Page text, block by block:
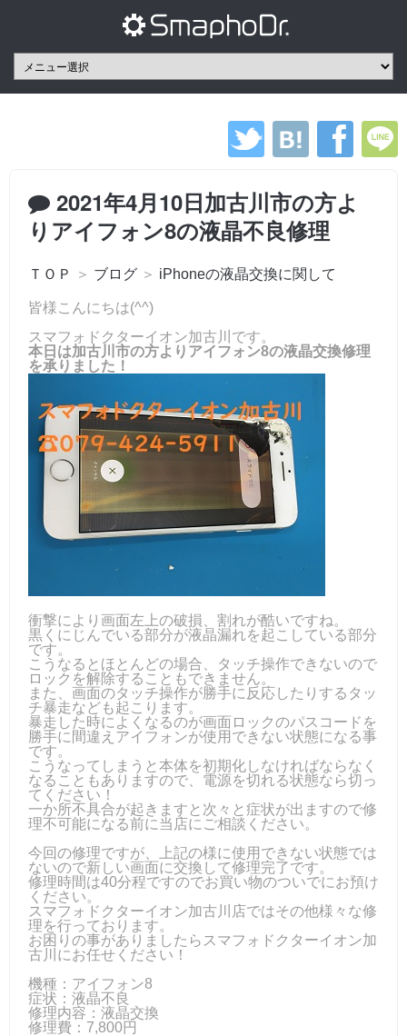
2021年4月10日加古川市の方よ
りアイフォン8の液晶不良修理
ＴＯＰ ＞ ブログ ＞ iPhoneの液晶交換に関して
皆様こんにちは(^^)
スマフォドクターイオン加古川です。
本日は加古川市の方よりアイフォン8の液晶交換修理
を承りました！
衝撃により画面左上の破損、割れが酷いですね。
黒くにじんでいる部分が液晶漏れを起こしている部分
です。
こうなるとほとんどの場合、タッチ操作できないので
ロックを解除することもできません。
また、画面のタッチ操作が勝手に反応したりするタッ
チ暴走なども起こります。
暴走した時によくなるのが画面ロックのパスコードを
勝手に間違えアイフォンが使用できない状態になる事
です。
こうなってしまうと本体を初期化しなければならなく
なることもありますので、電源を切れる状態なら切っ
てください！
一か所不具合が起きますと次々と症状が出ますので修
理不可能になる前に当店にご相談ください。
今回の修理ですが、上記の様に使用できない状態では
ないので新しい画面に交換して修理完了です。
修理時間は40分程ですのでお買い物のついでにお預け
ください。
スマフォドクターイオン加古川店ではその他様々な修
理を行っております。
お困りの事がありましたらスマフォドクターイオン加
古川にお任せください！
機種：アイフォン8
症状：液晶不良
修理内容：液晶交換
修理費：7,800円